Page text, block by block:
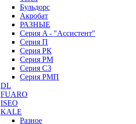
Бульдорс
Акробат
РАЗНЫЕ
Серия A - "Ассистент"
Серия П
Серия РК
Серия РМ
Серия С3
Серия РМП
DL
FUARO
ISEO
KALE
Разное